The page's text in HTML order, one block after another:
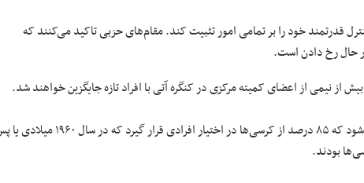
قدرتمند خود را بر تمامی امور تثبیت کند. مقام‌های حزبی تاکید می‌کنند که
حال رخ دادن است.
از نیمی از اعضای کمیته مرکزی در کنگره آتی با افراد تازه جایگزین خواهند شد.
بروکینگز در واشنگتن می‌گوید این موضوع باعث می‌شود که ۸۵ درصد از کرسی‌ها در اختیار افرادی قرار گیرد که در سال
بودند.